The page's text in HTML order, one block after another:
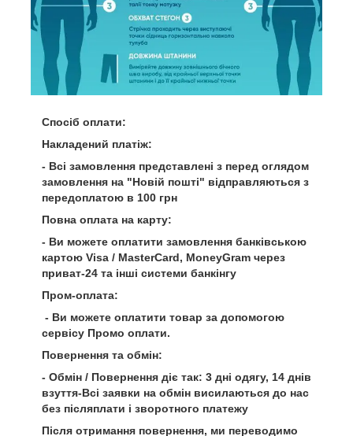
Спосіб оплати:
Накладений платіж:
- Всі замовлення представлені з перед оглядом
замовлення на "Новій пошті" відправляються з
передоплатою в 100 грн
Повна оплата на карту:
- Ви можете оплатити замовлення банківською
картою Visa / MasterCard, MoneyGram через
приват-24 та інші системи банкінгу
Пром-оплата:
- Ви можете оплатити товар за допомогою
сервісу Промо оплати.
Повернення та обмін:
- Обмін / Повернення діє так: 3 дні одягу, 14 днів
взуття-Всі заявки на обмін висилаються до нас
без післяплати і зворотного платежу
Після отримання повернення, ми переводимо